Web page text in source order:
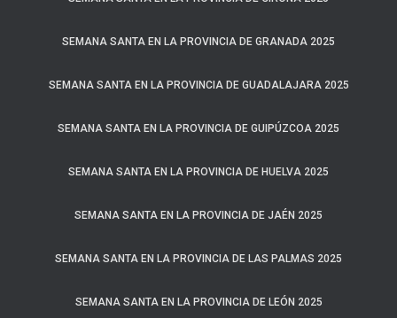
SEMANA SANTA EN LA PROVINCIA DE GRANADA 2025
SEMANA SANTA EN LA PROVINCIA DE GUADALAJARA 2025
SEMANA SANTA EN LA PROVINCIA DE GUIPÚZCOA 2025
SEMANA SANTA EN LA PROVINCIA DE HUELVA 2025
SEMANA SANTA EN LA PROVINCIA DE JAÉN 2025
SEMANA SANTA EN LA PROVINCIA DE LAS PALMAS 2025
SEMANA SANTA EN LA PROVINCIA DE LEÓN 2025